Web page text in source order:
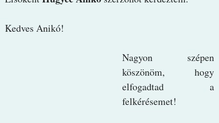
Kedves Anikó!
Nagyon szépen
köszönöm, hogy
elfogadtad a
felkérésemet!